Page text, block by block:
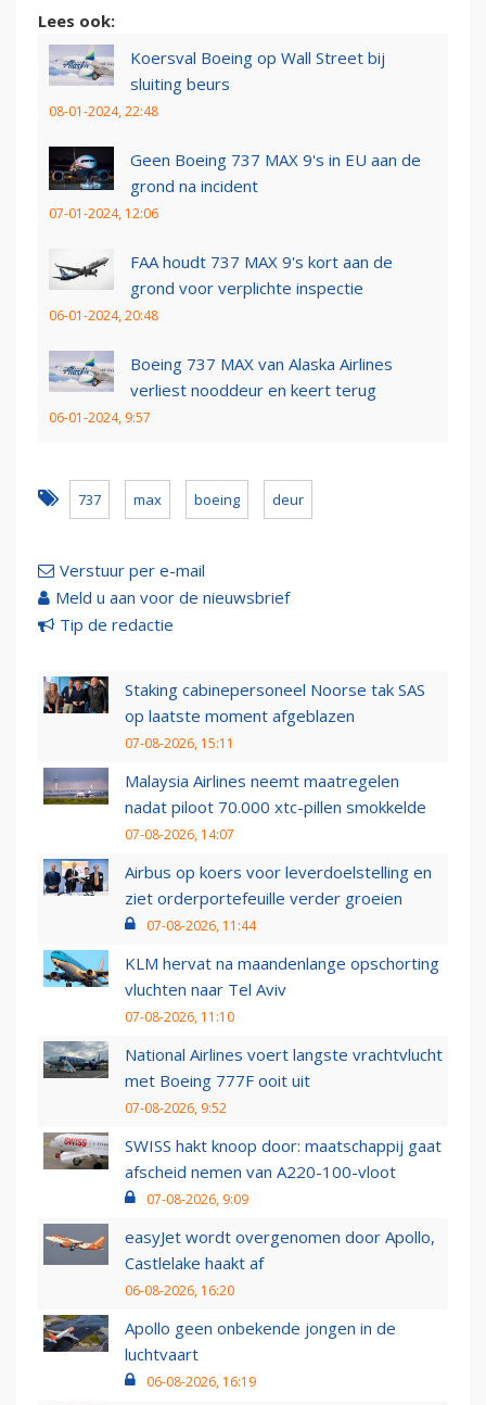
Lees ook:
Koersval Boeing op Wall Street bij
sluiting beurs
08-01-2024, 22:48
Geen Boeing 737 MAX 9's in EU aan de
grond na incident
07-01-2024, 12:06
FAA houdt 737 MAX 9's kort aan de
grond voor verplichte inspectie
06-01-2024, 20:48
Boeing 737 MAX van Alaska Airlines
verliest nooddeur en keert terug
06-01-2024, 9:57
737 max boeing deur
Verstuur per e-mail
Meld u aan voor de nieuwsbrief
Tip de redactie
Staking cabinepersoneel Noorse tak SAS
op laatste moment afgeblazen
07-08-2026, 15:11
Malaysia Airlines neemt maatregelen
nadat piloot 70.000 xtc-pillen smokkelde
07-08-2026, 14:07
Airbus op koers voor leverdoelstelling en
ziet orderportefeuille verder groeien
07-08-2026, 11:44
KLM hervat na maandenlange opschorting
vluchten naar Tel Aviv
07-08-2026, 11:10
National Airlines voert langste vrachtvlucht
met Boeing 777F ooit uit
07-08-2026, 9:52
SWISS hakt knoop door: maatschappij gaat
afscheid nemen van A220-100-vloot
07-08-2026, 9:09
easyJet wordt overgenomen door Apollo,
Castlelake haakt af
06-08-2026, 16:20
Apollo geen onbekende jongen in de
luchtvaart
06-08-2026, 16:19